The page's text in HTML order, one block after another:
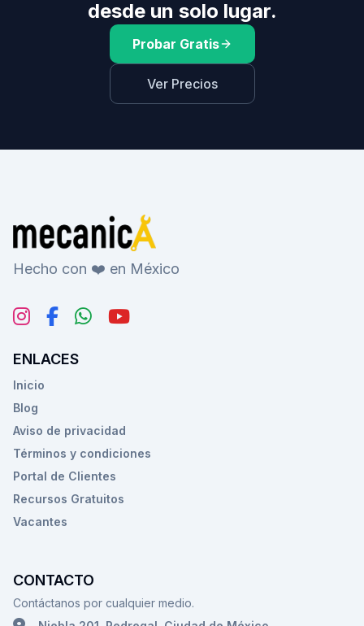
desde un solo lugar.
Probar Gratis
Ver Precios
Hecho con ❤️ en México
ENLACES
Inicio
Blog
Aviso de privacidad
Términos y condiciones
Portal de Clientes
Recursos Gratuitos
Vacantes
CONTACTO
Contáctanos por cualquier medio.